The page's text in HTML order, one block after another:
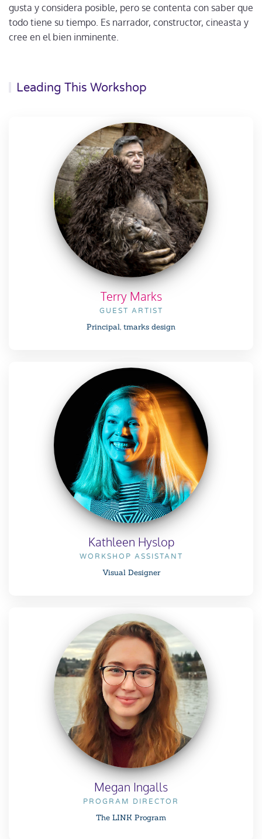
gusta y considera posible, pero se contenta con saber que
todo tiene su tiempo. Es narrador, constructor, cineasta y
cree en el bien inminente.
Leading This Workshop
Terry Marks
GUEST ARTIST
Principal, tmarks design
Kathleen Hyslop
WORKSHOP ASSISTANT
Visual Designer
Megan Ingalls
PROGRAM DIRECTOR
The LINK Program